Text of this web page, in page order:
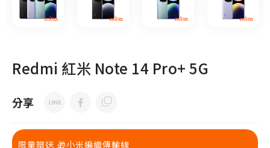
Redmi 紅米 Note 14 Pro+ 5G
分享
限量贈送 🎁小米編織傳輸線